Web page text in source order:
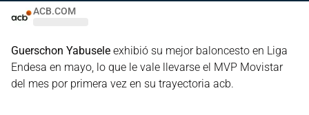
ACB.COM
Guerschon Yabusele exhibió su mejor baloncesto en Liga
Endesa en mayo, lo que le vale llevarse el MVP Movistar
del mes por primera vez en su trayectoria acb.